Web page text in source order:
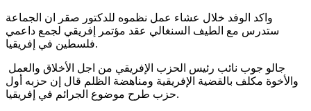
واكد الوفد خلال عشاء عمل نظموه للدكتور صقر ان الجماعة
ستدرس مع الطيف السنغالي عقد مؤتمر إفريقي لجمع داعمي
فلسطين في إفريقيا.
والأخوة مكلف بالقضية الإفريقية ومناهضة الظلم قال إن حزبه أول
حزب طرح موضوع الجرائم في إفريقيا.